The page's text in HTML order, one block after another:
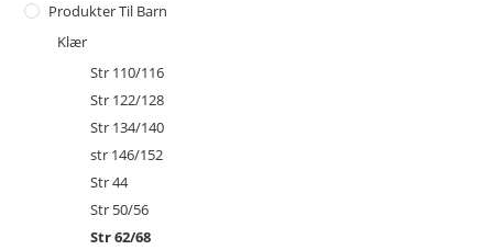
Produkter Til Barn
Klær
Str 110/116
Str 122/128
Str 134/140
str 146/152
Str 44
Str 50/56
Str 62/68